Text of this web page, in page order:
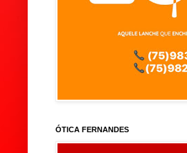
ÓTICA FERNANDES